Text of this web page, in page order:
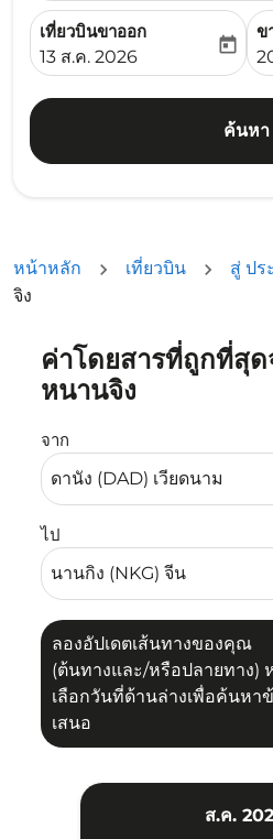
เที่ยวบินขาออก
fc-booking-departure-
13 ส.ค. 2026
today
ข
ค้นหา
หน้าหลัก เที่ยวบิน สู่ ปร
จิง
ค่าโดยสารที่ถูกที่สุด
หนานจิง
จาก
ไป
ลองอัปเดตเส้นทางของคุณ
(ต้นทางและ/หรือปลายทาง)
เลือกวันที่ด้านล่างเพื่อค้นหา
เสนอ
ลองอัปเดตเส้นทางของคุณ (
ส.ค.